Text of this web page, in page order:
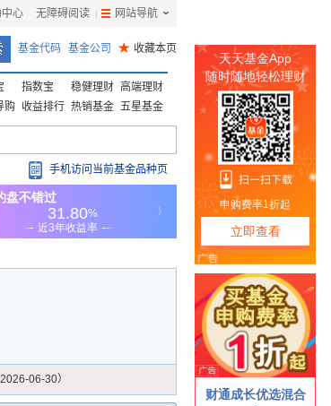
心 无障碍阅读 网站导航
基金代码 基金公司 ★ 收藏本页
指数宝 稳健理财 高端理财
购 收益排行 热销基金 五星基金
手机访问当前基金品种页
06-30）